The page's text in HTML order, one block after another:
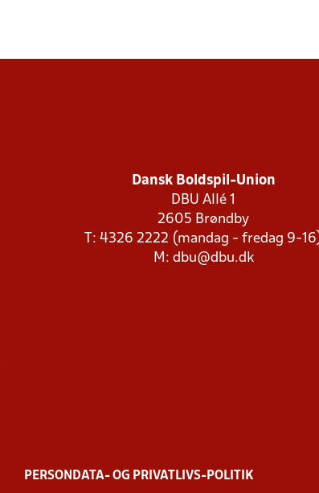
Dansk Boldspil-Union
DBU Allé 1
2605 Brøndby
T: 4326 2222 (mandag - fredag 9-
M: dbu@dbu.dk
PERSONDATA- OG PRIVATLIVS-POLITIK